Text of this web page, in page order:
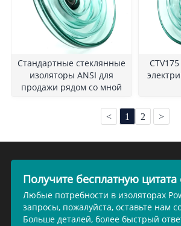
Стандартные стеклянные
изоляторы ANSI для
продажи рядом со мной
< 1 2 >
Получите бесплатную цитата
Любые потребности в изоляторах
запросы, пожалуйста, оставьте нам
Больше деталей, более быстрый